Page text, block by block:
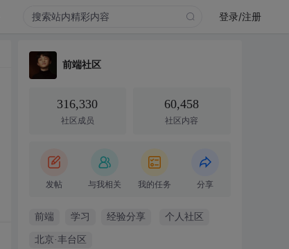
登录/注册
前端社区
316,330
社区成员
60,458
社区内容
发帖 与我相关 我的任务 分享
前端 学习 经验分享 个人社区
北京·丰台区